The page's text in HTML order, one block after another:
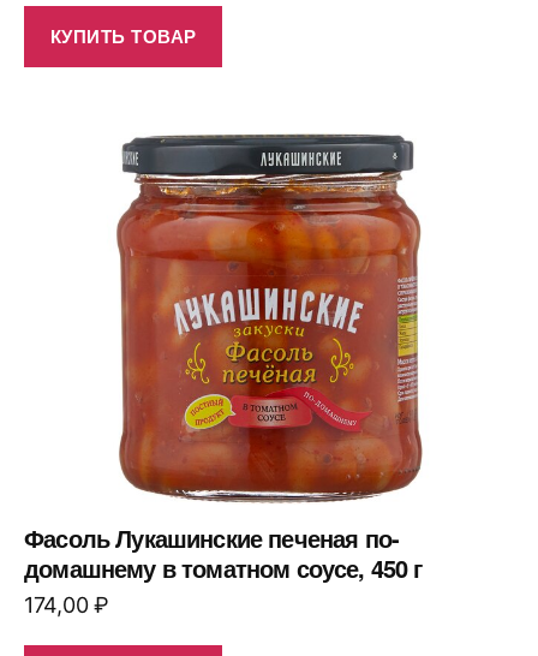
КУПИТЬ ТОВАР
Фасоль Лукашинские печеная по-
домашнему в томатном соусе, 450 г
174,00₽